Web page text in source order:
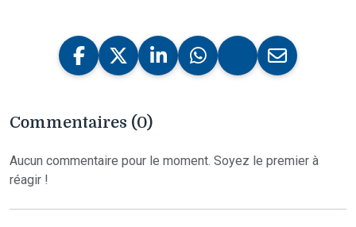
Commentaires (0)
Aucun commentaire pour le moment. Soyez le premier à
réagir !